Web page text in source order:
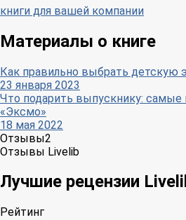
книги для вашей компании
Материалы о книге
Как правильно выбрать детскую
23 января 2023
Что подарить выпускнику: самые
«Эксмо»
18 мая 2022
Отзывы2
Отзывы Livelib
Лучшие рецензии
Рейтинг